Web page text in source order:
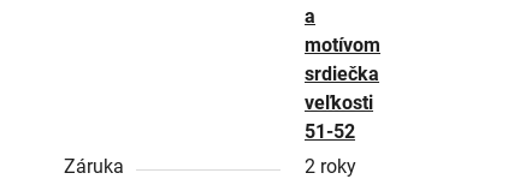
a
motívom
srdiečka
veľkosti
51-52
Záruka
2 roky